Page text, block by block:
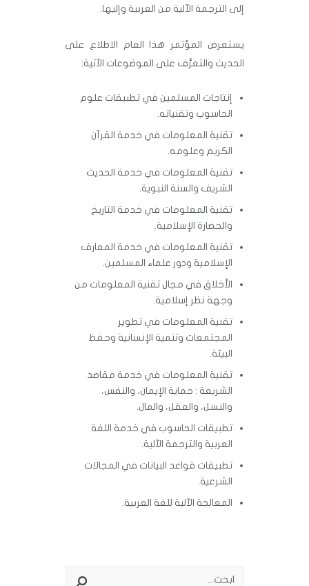
إلى الترجمة الآلية من العربية وإليها.
يستعرض المؤتمر هذا العام الاطلاع على
الحديث والتعرُّف على الموضوعات الآتية:
إنتاجات المسلمين في تطبيقات علوم
الحاسوب وتقنياته.
تقنية المعلومات في خدمة القرآن
الكريم وعلومه.
تقنية المعلومات في خدمة الحديث
الشريف والسنة النبوية.
تقنية المعلومات في خدمة التاريخ
والحضارة الإسلامية.
تقنية المعلومات في خدمة المعارف
الإسلامية ودور علماء المسلمين.
الأخلاق في مجال تقنية المعلومات من
وجهة نظر إسلامية.
تقنية المعلومات في تطوير
المجتمعات وتنمية الإنسانية وحفظ
البيئة.
تقنية المعلومات في خدمة مقاصد
الشريعة : حماية الإيمان، والنفس،
والنسل، والعقل، والمال.
تطبيقات الحاسوب في خدمة اللغة
العربية والترجمة الآلية.
تطبيقات قواعد البيانات في المجالات
الشرعية.
المعالجة الآلية للغة العربية.